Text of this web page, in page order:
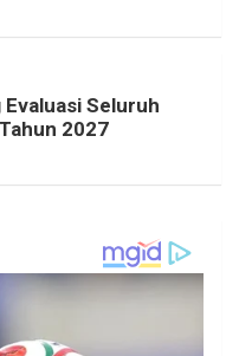
Evaluasi Seluruh
2027